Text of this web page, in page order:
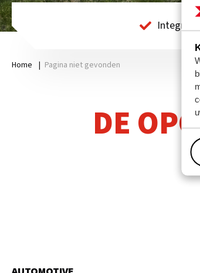
Integrale
Home | Pagina niet gevonden
DE